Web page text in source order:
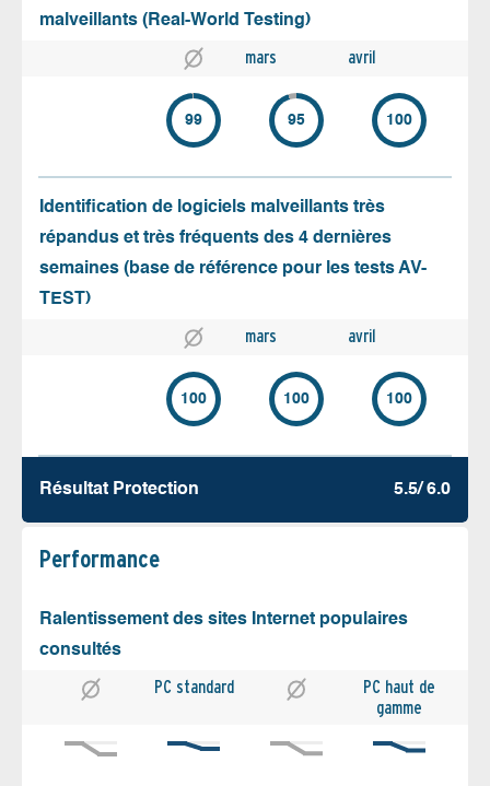
malveillants (Real-World Testing)
mars avril
99 95 100
Identification de logiciels malveillants très
répandus et très fréquents des 4 dernières
semaines (base de référence pour les tests AV-
TEST)
mars avril
100 100 100
Résultat Protection 5.5/ 6.0
Performance
Ralentissement des sites Internet populaires
consultés
PC standard
PC haut de
gamme